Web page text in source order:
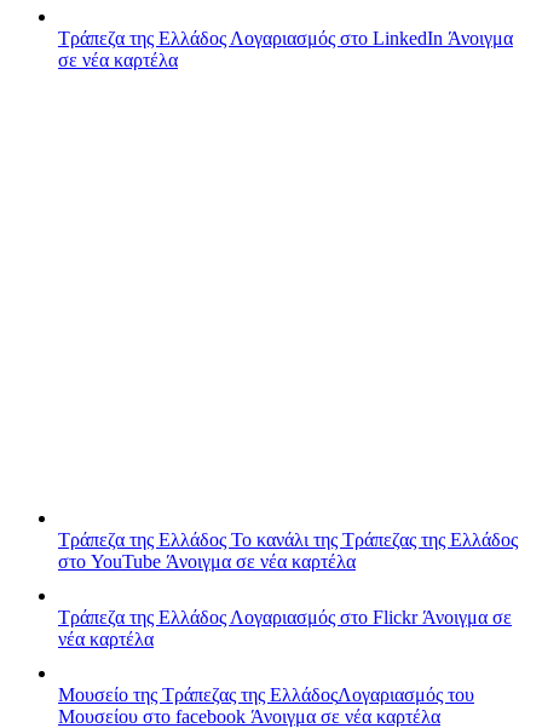
Τράπεζα της Ελλάδος Λογαριασμός στο LinkedIn Άνοιγμα
σε νέα καρτέλα
Τράπεζα της Ελλάδος Το κανάλι της Τράπεζας της Ελλάδος
στο YouTube Άνοιγμα σε νέα καρτέλα
Τράπεζα της Ελλάδος Λογαριασμός στο FlickrΆνοιγμα σε
νέα καρτέλα
Μουσείο της Τράπεζας της ΕλλάδοςΛογαριασμός του
Μουσείου στο facebook Άνοιγμα σε νέα καρτέλα